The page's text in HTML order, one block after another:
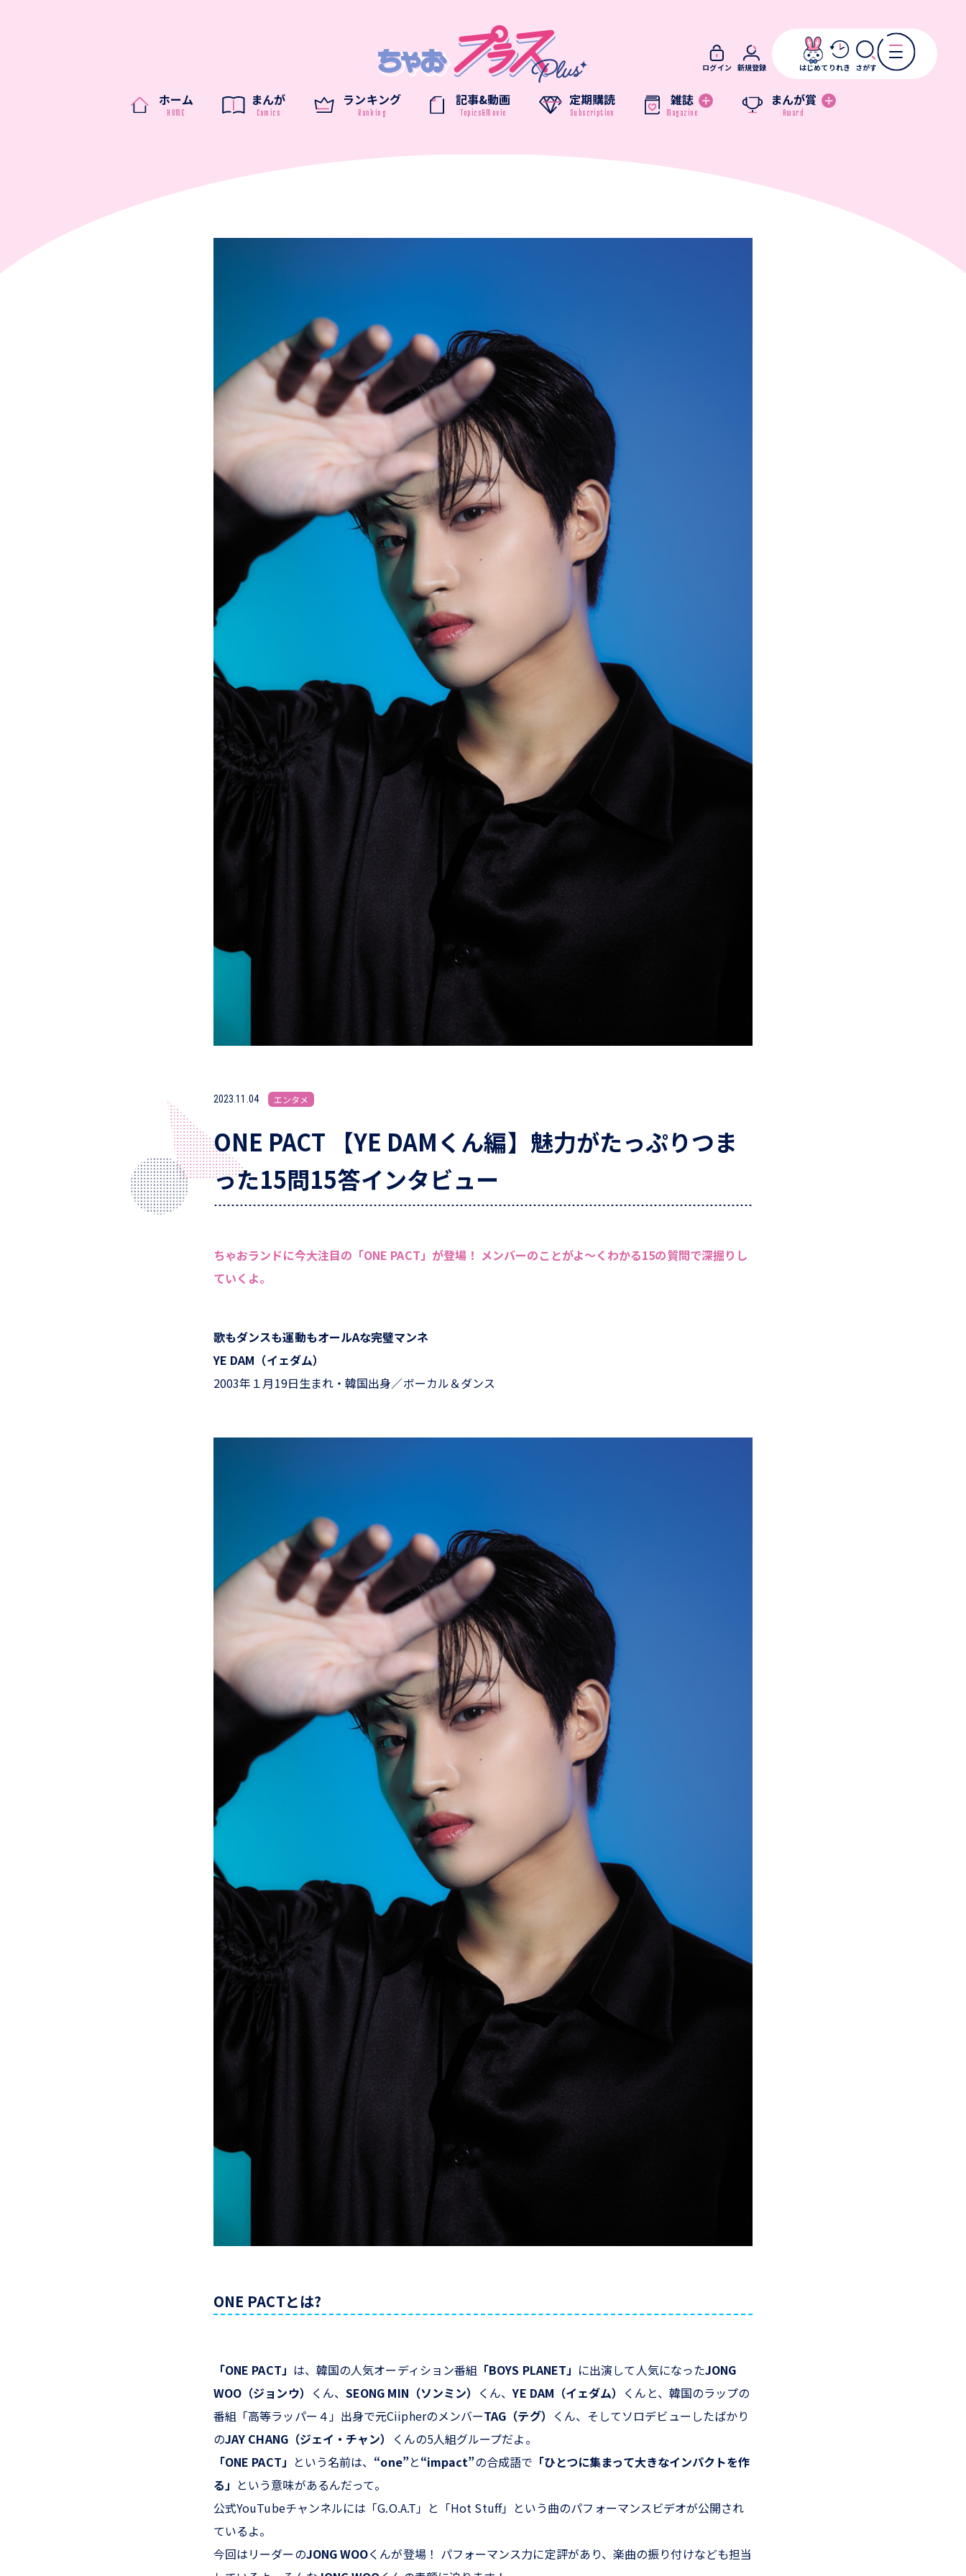
ホーム まんが ランキング 記事&動画 定期購読 雑誌 まんが賞
ログイン 新規登録 はじめて りれき さがす
2023.11.04 エンタメ
ONE PACT 【YE DAMくん編】魅力がたっぷりつま
った15問15答インタビュー
ちゃおランドに今大注目の「ONE PACT」が登場！ メンバーのことがよ〜くわかる15の質問で深掘りし
ていくよ。
歌もダンスも運動もオールAな完璧マンネ
YE DAM（イェダム）
2003年１月19日生まれ・韓国出身／ボーカル＆ダンス
ONE PACTとは?
「ONE PACT」 は、韓国の人気オーディション番組 「BOYS PLANET」 に出演して人気になったJONG
WOO（ジョンウ） くん、 SEONG MIN（ソンミン） くん、YE DAM（イェダム） くんと、韓国のラップの
番組「高等ラッパー４」出身で元CiipherのメンバーTAG（テグ） くん、そしてソロデビューしたばかり
のJAY CHANG（ジェイ・チャン）
くんの5人組グループだよ。
「ONE PACT」 という名前は、 “one”と“impact”の合成語で 「ひとつに集まって大きなインパクトを作
る」 という意味があるんだって。
公式YouTubeチャンネルには「G.O.A.T」と「Hot Stuff」という曲のパフォーマンスビデオが公開され
ているよ。
今回はリーダーのJONG WOOくんが登場！ パフォーマンス力に定評があり、楽曲の振り付けなども担当